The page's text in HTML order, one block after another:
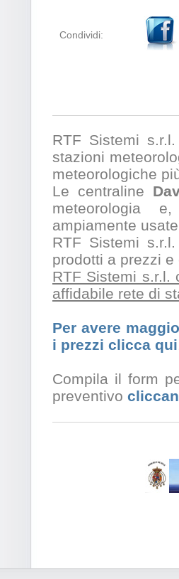
Condividi:
RTF Sistemi
stazioni
meteorologiche
Le centraline
meteorologia
ampiamente
RTF Sistemi
prodotti a prezzi
RTF Sistemi s.r.l.
affidabile rete di
Per avere
i prezzi clicca qui
Compila il form
preventivo